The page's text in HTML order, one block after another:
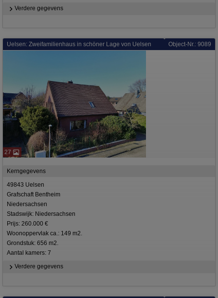
Verdere gegevens
Uelsen: Zweifamilienhaus in schöner Lage von Uelsen Object-Nr.: 9089
27
Kerngegevens
49843 Uelsen
Grafschaft Bentheim
Niedersachsen
Stadswijk: Niedersachsen
Prijs: 260.000 €
Woonoppervlak ca.: 149 m2.
Grondstuk: 656 m2.
Aantal kamers: 7
Verdere gegevens